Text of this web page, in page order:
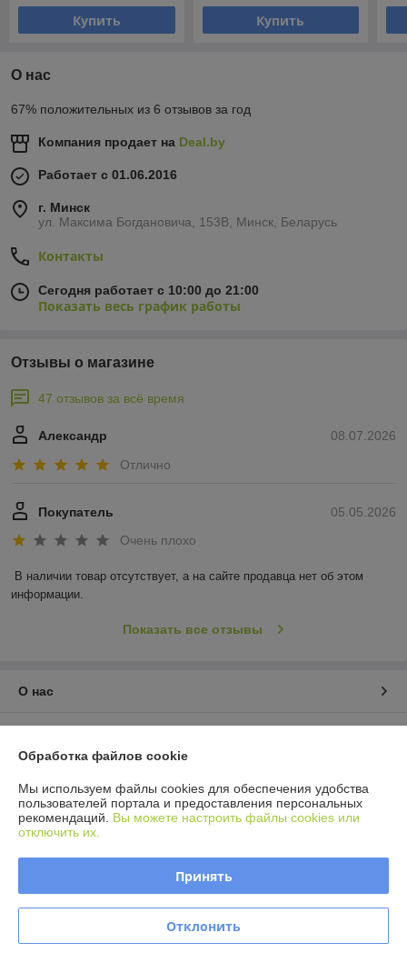
Купить Купить
О нас
67% положительных из 6 отзывов за год
Компания продает на Deal.by
Работает с 01.06.2016
г. Минск
ул. Максима Богдановича, 153В, Минск, Беларусь
Контакты
Сегодня работает с 10:00 до 21:00
Показать весь график работы
Отзывы о магазине
47 отзывов за всё время
08.07.2026
Александр
Отлично
05.05.2026
Покупатель
Очень плохо
В наличии товар отсутствует, а на сайте продавца нет об этом
информации.
Показать все отзывы
О нас
График работы
Полная версия сайта
Политика обработки cookies
Сайт создан на платформе Deal.by
Обработка файлов cookie
Мы используем файлы cookies для обеспечения удобства
пользователей портала и предоставления персональных
рекомендаций. Вы можете настроить файлы cookies или
отключить их.
Принять
Отклонить